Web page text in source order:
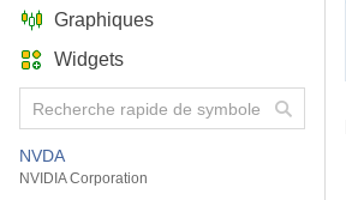
Graphiques
Widgets
NVDA
NVIDIA Corporation